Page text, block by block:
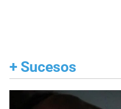
+ Sucesos